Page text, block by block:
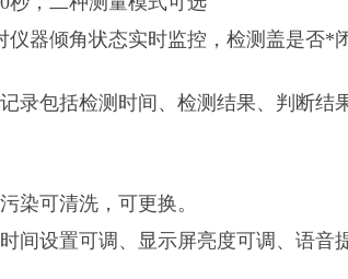
器倾角状态实时监控，检测盖是否*
录包括检测时间、检测结果、判断结
染可清洗，可更换。
间设置可调、显示屏亮度可调、语音